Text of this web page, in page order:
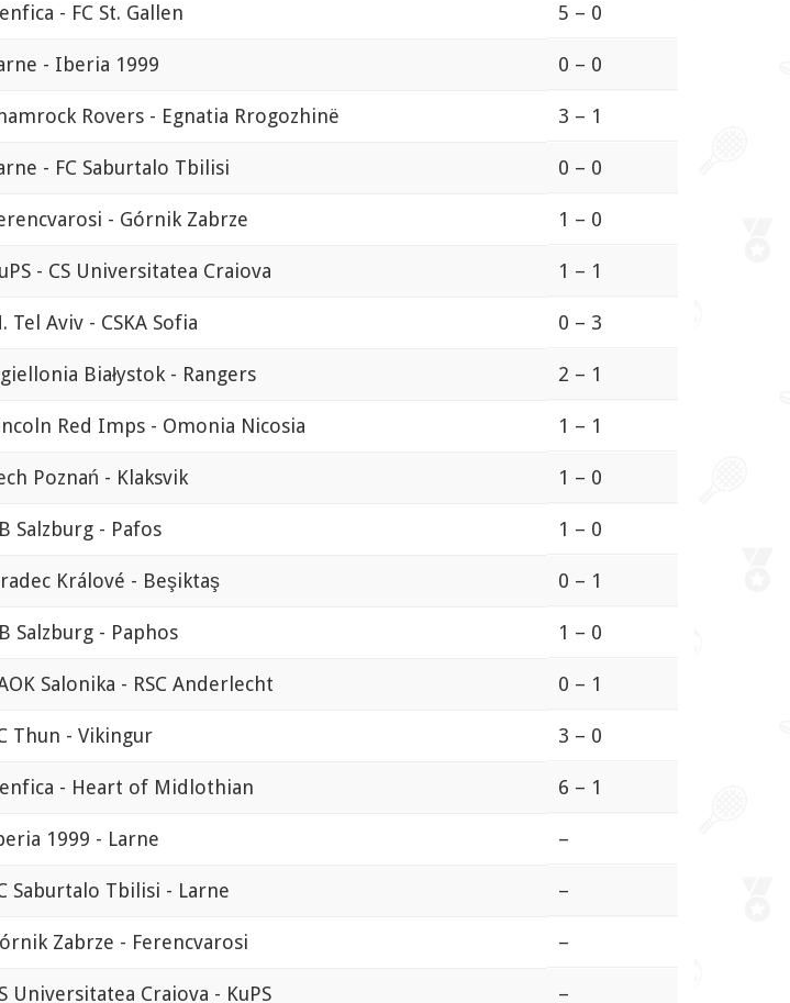
- FC St. Gallen 5 – 0
- Iberia 1999 0 – 0
Rovers - Egnatia Rrogozhinë 3 – 1
- FC Saburtalo Tbilisi 0 – 0
- Górnik Zabrze 1 – 0
- CS Universitatea Craiova 1 – 1
Tel Aviv - CSKA Sofia 0 – 3
Białystok - Rangers 2 – 1
Red Imps - Omonia Nicosia 1 – 1
Poznań - Klaksvik 1 – 0
Salzburg - Pafos 1 – 0
Králové - Beşiktaş 0 – 1
Salzburg - Paphos 1 – 0
Salonika - RSC Anderlecht 0 – 1
Thun - Vikingur 3 – 0
- Heart of Midlothian 6 – 1
1999 - Larne –
Saburtalo Tbilisi - Larne –
Zabrze - Ferencvarosi –
Universitatea Craiova - KuPS –